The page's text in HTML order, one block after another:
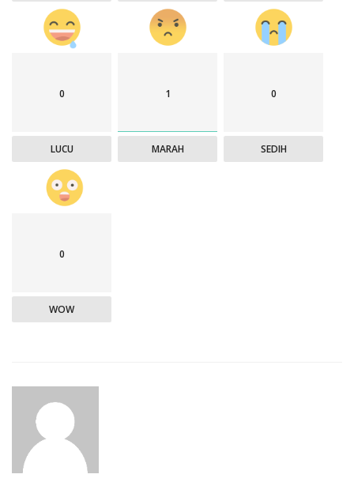
0
LUCU
1
MARAH
0
SEDIH
0
WOW